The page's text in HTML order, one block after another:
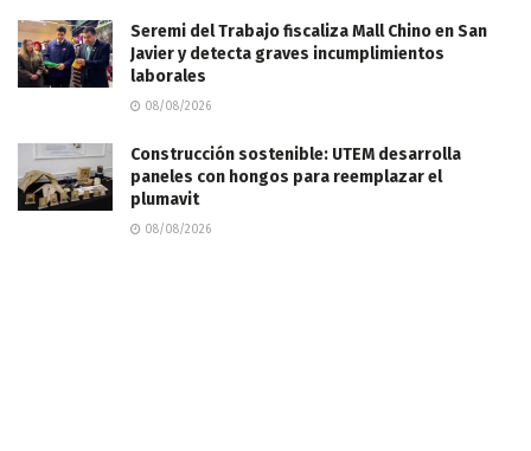
Seremi del Trabajo fiscaliza Mall Chino en San
Javier y detecta graves incumplimientos
laborales
08/08/2026
Construcción sostenible: UTEM desarrolla
paneles con hongos para reemplazar el
plumavit
08/08/2026